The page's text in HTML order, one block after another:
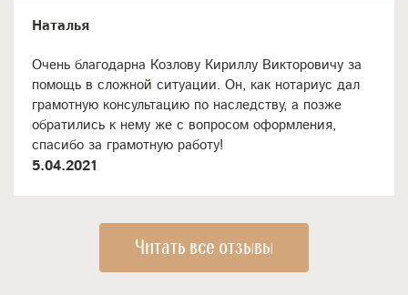
Наталья
Очень благодарна Козлову Кириллу Викторовичу за
помощь в сложной ситуации. Он, как нотариус дал
грамотную консультацию по наследству, а позже
обратились к нему же с вопросом оформления,
спасибо за грамотную работу!
5.04.2021
Читать все отзывы